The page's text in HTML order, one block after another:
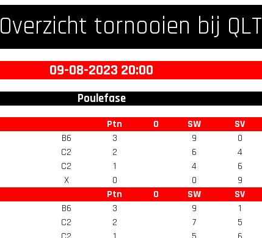
Overzicht tornooien bij QLT
09-08-2023 20:00
Poulefase
Ptn O SW SV
B6 3 9 0
C2 2 6 4
C2 1 4 6
X 0 0 9
Ptn O SW SV
B6 3 9 1
C2 2 7 5